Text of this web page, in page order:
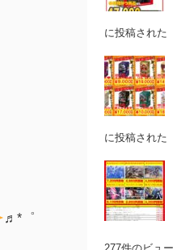
♬*゜
に投稿された
に投稿された